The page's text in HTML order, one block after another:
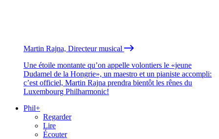
Martin Rajna, Directeur musical
Une étoile montante qu’on appelle volontiers le «jeune
Dudamel de la Hongrie», un maestro et un pianiste accompli:
c’est officiel, Martin Rajna prendra bientôt les rênes du
Luxembourg Philharmonic!
Phil+
Regarder
Lire
Écouter